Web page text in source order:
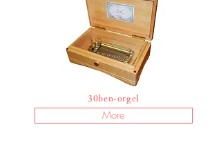
​30ben-orgel
More